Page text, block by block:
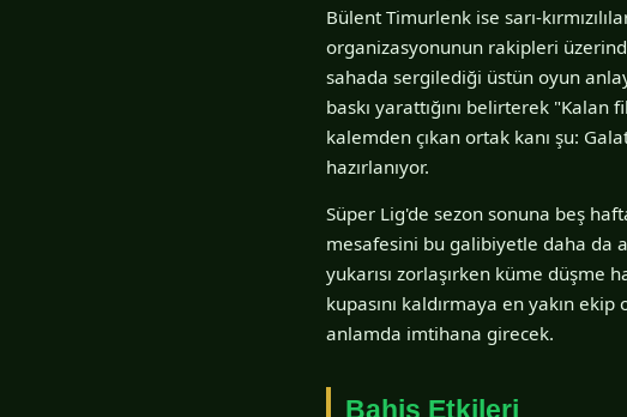
Bülent Timurlenk ise sarı-
organizasyonunun rakipleri
sahada sergilediği üstün oyun
baskı yarattığını belirterek
kalemden çıkan ortak kanı şu:
hazırlanıyor.
Süper Lig'de sezon sonuna beş
mesafesini bu galibiyetle daha da
yukarısı zorlaşırken küme düşme
kupasını kaldırmaya en yakın
anlamda imtihana girecek.
Bahis Etkileri